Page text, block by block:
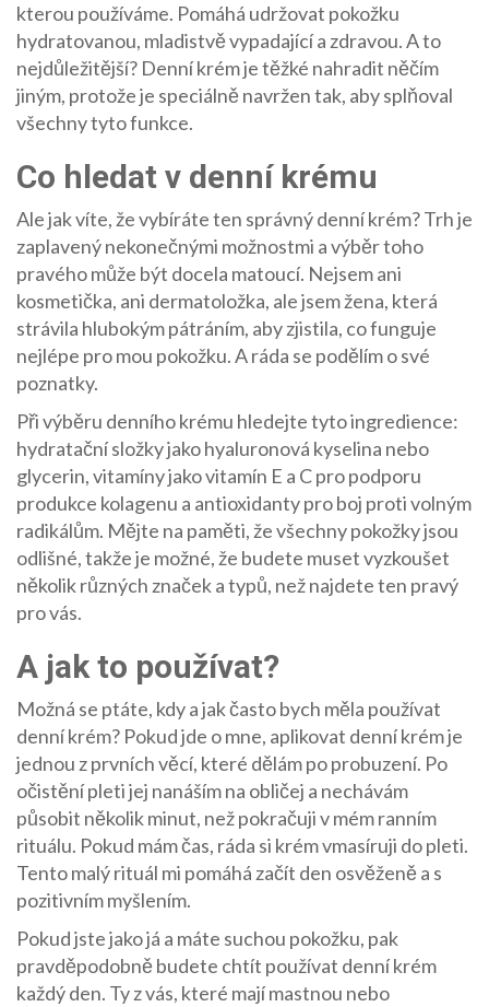
kterou používáme. Pomáhá udržovat pokožku
hydratovanou, mladistvě vypadající a zdravou. A to
nejdůležitější? Denní krém je těžké nahradit něčím
jiným, protože je speciálně navržen tak, aby splňoval
všechny tyto funkce.
Co hledat v denní krému
Ale jak víte, že vybíráte ten správný denní krém? Trh je
zaplavený nekonečnými možnostmi a výběr toho
pravého může být docela matoucí. Nejsem ani
kosmetička, ani dermatoložka, ale jsem žena, která
strávila hlubokým pátráním, aby zjistila, co funguje
nejlépe pro mou pokožku. A ráda se podělím o své
poznatky.
Při výběru denního krému hledejte tyto ingredience:
hydratační složky jako hyaluronová kyselina nebo
glycerin, vitamíny jako vitamín E a C pro podporu
produkce kolagenu a antioxidanty pro boj proti volným
radikálům. Mějte na paměti, že všechny pokožky jsou
odlišné, takže je možné, že budete muset vyzkoušet
několik různých značek a typů, než najdete ten pravý
pro vás.
A jak to používat?
Možná se ptáte, kdy a jak často bych měla používat
denní krém? Pokud jde o mne, aplikovat denní krém je
jednou z prvních věcí, které dělám po probuzení. Po
očistění pleti jej nanáším na obličej a nechávám
působit několik minut, než pokračuji v mém ranním
rituálu. Pokud mám čas, ráda si krém vmasíruji do pleti.
Tento malý rituál mi pomáhá začít den osvěženě a s
pozitivním myšlením.
Pokud jste jako já a máte suchou pokožku, pak
pravděpodobně budete chtít používat denní krém
každý den. Ty z vás, které mají mastnou nebo